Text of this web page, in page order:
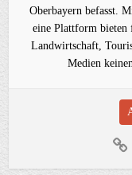
Oberbayern befasst.
eine Plattform bieten
Landwirtschaft,
Medien